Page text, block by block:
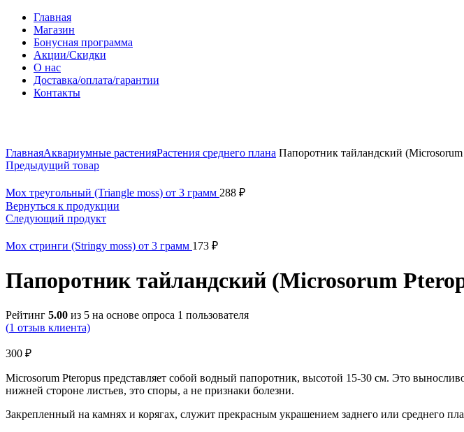
Главная
Магазин
Бонусная программа
Акции/Скидки
О нас
Доставка/оплата/гарантии
Контакты
ГлавнаяАквариумные растенияРастения среднего плана Папоротник тайландский
Предыдущий товар
Мох треугольный (Triangle moss) от 3 грамм 288 ₽
Вернуться к продукции
Следующий продукт
Мох стринги (Stringy moss) от 3 грамм 173 ₽
Папоротник тайландский (Microsorum
Рейтинг 5.00 из 5 на основе опроса 1 пользователя
(1 отзыв клиента)
300 ₽
Microsorum Pteropus представляет собой водный папоротник, высотой 15-30 см. Это
нижней стороне листьев, это споры, а не признаки болезни.
Закрепленный на камнях и корягах, служит прекрасным украшением заднего или среднего